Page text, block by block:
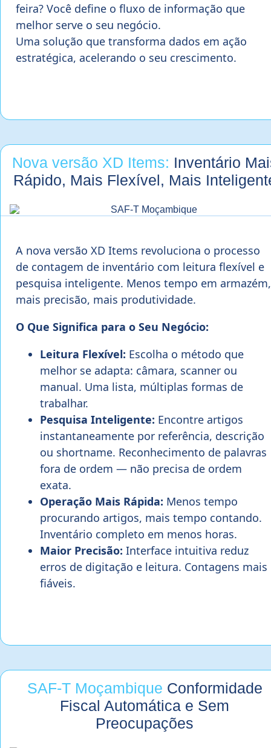
feira? Você define o fluxo de informação que
melhor serve o seu negócio.
Uma solução que transforma dados em ação
estratégica, acelerando o seu crescimento.
Nova versão XD Items: Inventário
Rápido, Mais Flexível, Mais
A nova versão XD Items revoluciona o processo
de contagem de inventário com leitura flexível e
pesquisa inteligente. Menos tempo em armazém,
mais precisão, mais produtividade.
O Que Significa para o Seu Negócio:
Leitura Flexível: Escolha o método que
melhor se adapta: câmara, scanner ou
manual. Uma lista, múltiplas formas de
trabalhar.
Pesquisa Inteligente: Encontre artigos
instantaneamente por referência, descrição
ou shortname. Reconhecimento de palavras
fora de ordem — não precisa de ordem
exata.
Operação Mais Rápida: Menos tempo
procurando artigos, mais tempo contando.
Inventário completo em menos horas.
Maior Precisão: Interface intuitiva reduz
erros de digitação e leitura. Contagens mais
fiáveis.
SAF-T Moçambique Conformidade
Fiscal Automática e Sem
Preocupações